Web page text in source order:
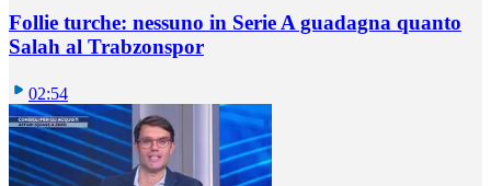
Follie turche: nessuno in Serie A guadagna quanto
Salah al Trabzonspor
02:54